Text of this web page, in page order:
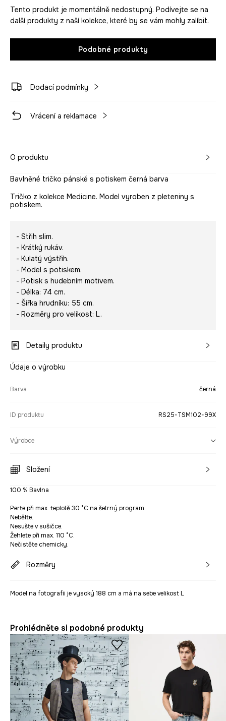
Tento produkt je momentálně nedostupný. Podívejte se na
další produkty z naší kolekce, které by se vám mohly zalíbit.
Podobné produkty
Dodací podmínky
Vrácení a reklamace
O produktu
Bavlněné tričko pánské s potiskem černá barva
Tričko z kolekce Medicine. Model vyroben z pleteniny s
potiskem.
- Střih slim.
- Krátký rukáv.
- Kulatý výstřih.
- Model s potiskem.
- Potisk s hudebním motivem.
- Délka: 74 cm.
- Šířka hrudníku: 55 cm.
- Rozměry pro velikost: L.
Detaily produktu
Údaje o výrobku
Barva černá
ID produktu RS25-TSM102-99X
Výrobce
Složení
100 % Bavlna
Perte při max. teplotě 30 °C na šetrný program.
Nebělte.
Nesušte v sušičce.
Žehlete při max. 110 °C.
Nečistěte chemicky.
Rozměry
Model na fotografii je vysoký 188 cm a má na sebe velikost L
Prohlédněte si podobné produkty